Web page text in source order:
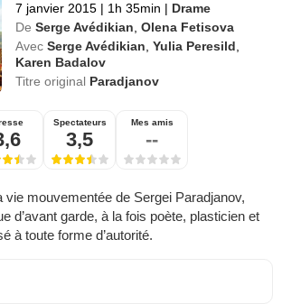
7 janvier 2015 | 1h 35min | Drame
De Serge Avédikian ,Olena Fetisova
Avec Serge Avédikian ,Yulia Peresild
Karen Badalov
Titre original Paradjanov
Spectateurs
3,5
Mes amis
--
vie mouvementée de Sergei Paradjanov,
d’avant garde, à la fois poète, plasticien et
à toute forme d’autorité.